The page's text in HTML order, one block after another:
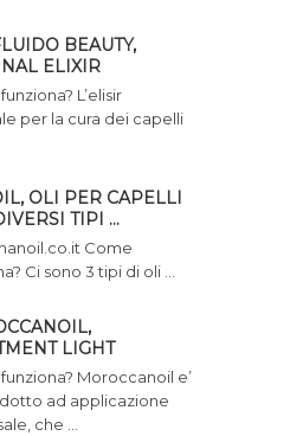
BEAUTY,
ELIXIR
L’elisir
per la cura dei capelli
OLI PER CAPELLI
TIPI …
Come
Ci sono 3 tipi di oli …
LIGHT
Moroccanoil e’
ad applicazione
che …